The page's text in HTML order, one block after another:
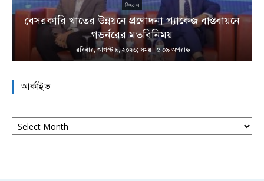
বিজনেস
বেসরকারি খাতের উন্নয়নে প্রণোদনা প্যাকেজ বাস্তবায়নে
গভর্নরের মতবিনিময়
রবিবার, আগস্ট ৯, ২০২৬; সময় : ৫:০৯ অপরাহ্ণ
আর্কাইভ
আর্কাইভ